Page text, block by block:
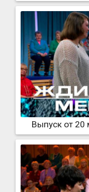
Выпуск от 20